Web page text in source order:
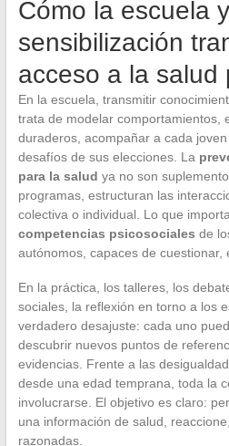
Cómo la escuela
sensibilización
acceso a la salud
En la escuela, transmitir
trata de modelar comportamientos,
duraderos, acompañar a cada
desafíos de sus elecciones. La
para la salud ya no son
programas, estructuran las
colectiva o individual. Lo que
competencias psicosociales de
autónomos, capaces de cuestionar,
En la práctica, los talleres, los
sociales, la reflexión en torno a los
verdadero desajuste: cada uno
descubrir nuevos puntos de
evidencias. Frente a las
desde una edad temprana, toda la
involucrarse. El objetivo es claro:
una información de salud,
razonadas.